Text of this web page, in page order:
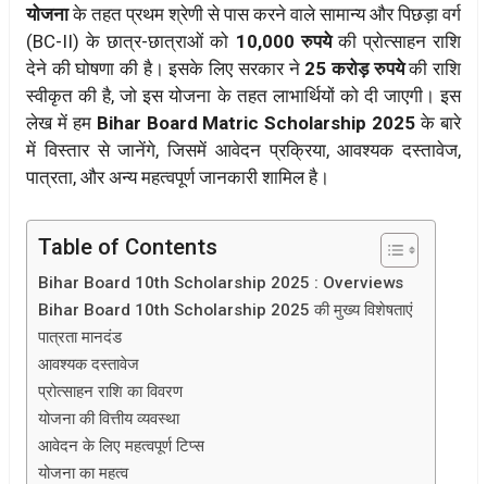
योजनाके तहत प्रथम श्रेणी से पास करने वाले सामान्य और पिछड़ा वर्ग
(BC-II) के छात्र-छात्राओं को 10,000 रुपयेकी प्रोत्साहन राशि
देने की घोषणा की है। इसके लिए सरकार ने 25 करोड़ रुपयेकी राशि
स्वीकृत की है, जो इस योजना के तहत लाभार्थियों को दी जाएगी। इस
लेख में हम Bihar Board Matric Scholarship 2025 के बारे
में विस्तार से जानेंगे, जिसमें आवेदन प्रक्रिया, आवश्यक दस्तावेज,
पात्रता, और अन्य महत्वपूर्ण जानकारी शामिल है।
Table of Contents
Bihar Board 10th Scholarship 2025 : Overviews
Bihar Board 10th Scholarship 2025 की मुख्य विशेषताएं
पात्रता मानदंड
आवश्यक दस्तावेज
प्रोत्साहन राशि का विवरण
योजना की वित्तीय व्यवस्था
आवेदन के लिए महत्वपूर्ण टिप्स
योजना का महत्व